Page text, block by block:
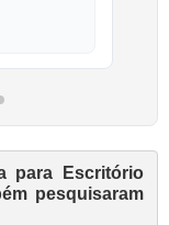
para Escritório
pesquisaram